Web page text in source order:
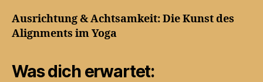
Ausrichtung & Achtsamkeit: Die Kunst des
Alignments im Yoga
Was dich erwartet: